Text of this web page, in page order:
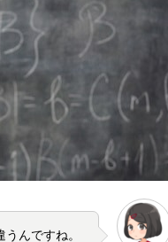
んですね。